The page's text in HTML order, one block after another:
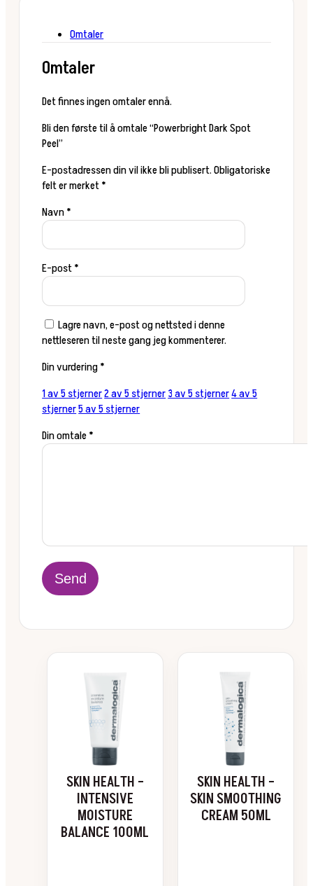
Omtaler
Omtaler
Det finnes ingen omtaler ennå.
Bli den første til å omtale “Powerbright Dark Spot
Peel”
E-postadressen din vil ikke bli publisert.Obligatoriske
felt er merket*
Navn*
E-post*
Lagre navn, e-post og nettsted i denne
nettleseren til neste gang jeg kommenterer.
Din vurdering*
1 av 5 stjerner2 av 5 stjerner3 av 5 stjerner4 av 5
stjerner5 av 5 stjerner
Din omtale*
SKIN HEALTH –
INTENSIVE
MOISTURE
BALANCE 100ML
SKIN HEALTH –
SKIN SMOOTHING
CREAM 50ML